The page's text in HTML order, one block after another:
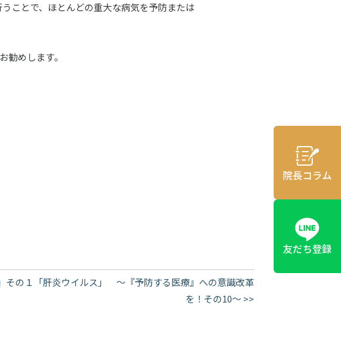
ことで、ほとんどの重大な病気を予防または
めします。
その１「肝炎ウイルス」 ～『予防する医療』への意識改革
を！その10～ >>
院長コラム
友だち登録